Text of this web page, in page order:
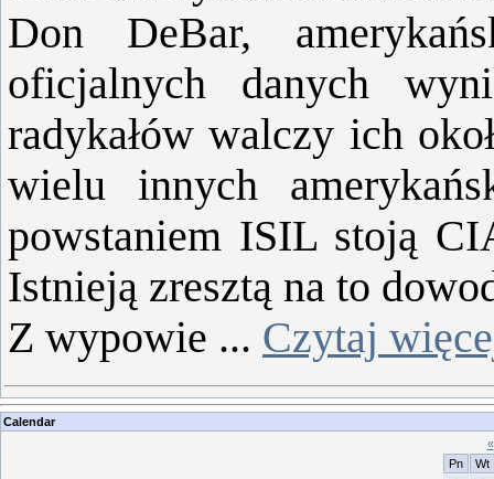
Don DeBar,
oficjalnych danych
radykałów walczy ich
wielu innych
powstaniem ISIL stoją
Istnieją zresztą na to
Z wypowie ... Czytaj
Calendar
«
Pn
Wt